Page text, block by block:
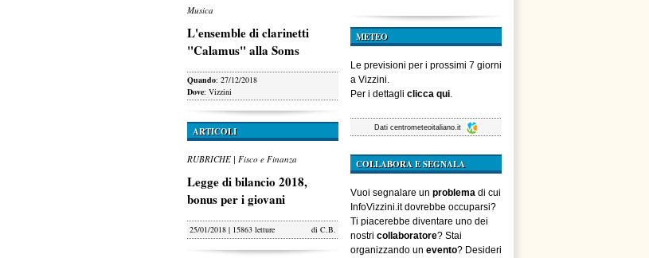
Musica
L'ensemble di clarinetti
"Calamus" alla Soms
Quando: 27/12/2018
Dove: Vizzini
ARTICOLI
RUBRICHE | Fisco e Finanza
Legge di bilancio 2018,
bonus per i giovani
25/01/2018 | 15863 letture di C.B.
METEO
Le previsioni per i prossimi 7 giorni
a Vizzini.
Per i dettagli clicca qui.
Dati centrometeoitaliano.it
COLLABORA E SEGNALA
Vuoi segnalare un problema di cui
InfoVizzini.it dovrebbe occuparsi?
Ti piacerebbe diventare uno dei
nostri collaboratore? Stai
organizzando un evento? Desideri